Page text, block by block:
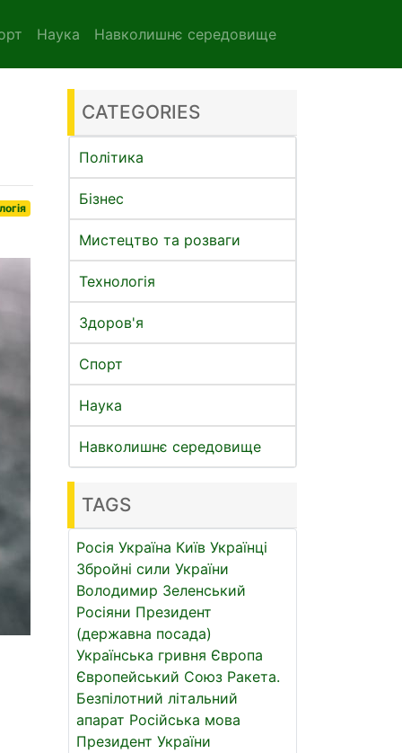
Наука Навколишнє середовище
CATEGORIES
Політика
Бізнес
Мистецтво та розваги
Технологія
Здоров'я
Спорт
Наука
Навколишнє середовище
TAGS
Росія Україна Київ Українці
Збройні сили України
Володимир Зеленський
Росіяни Президент
(державна посада)
Українська гривня Європа
Європейський Союз Ракета.
Безпілотний літальний
апарат Російська мова
Президент України